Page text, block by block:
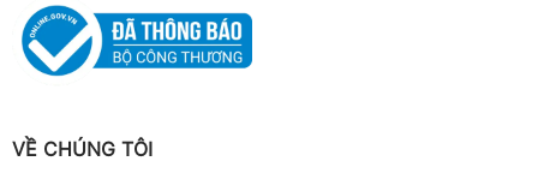
VỀ CHÚNG TÔI